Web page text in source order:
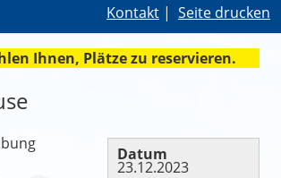
Kontakt | Seite drucken
Ihnen, Plätze zu reservieren.
Datum
23.12.2023